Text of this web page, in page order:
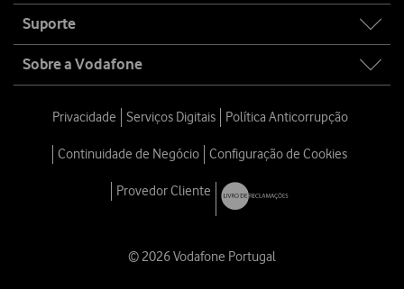
Suporte
Sobre a Vodafone
Privacidade Serviços Digitais Política Anticorrupção
Continuidade de Negócio Configuração de Cookies
Provedor Cliente
© 2026 Vodafone Portugal